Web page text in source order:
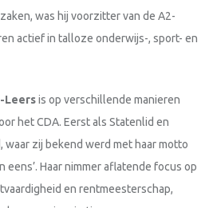
was hij voorzitter van de A2-
actief in talloze onderwijs-, sport- en
Leersis op verschillende manieren
het CDA. Eerst als Statenlid en
waar zij bekend werd met haar motto
eens’. Haar nimmer aflatende focus op
en rentmeesterschap,